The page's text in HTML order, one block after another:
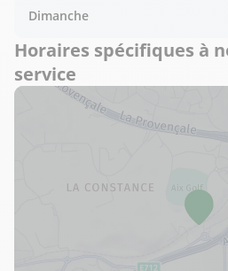
Dimanche
Horaires spécifiques à
service